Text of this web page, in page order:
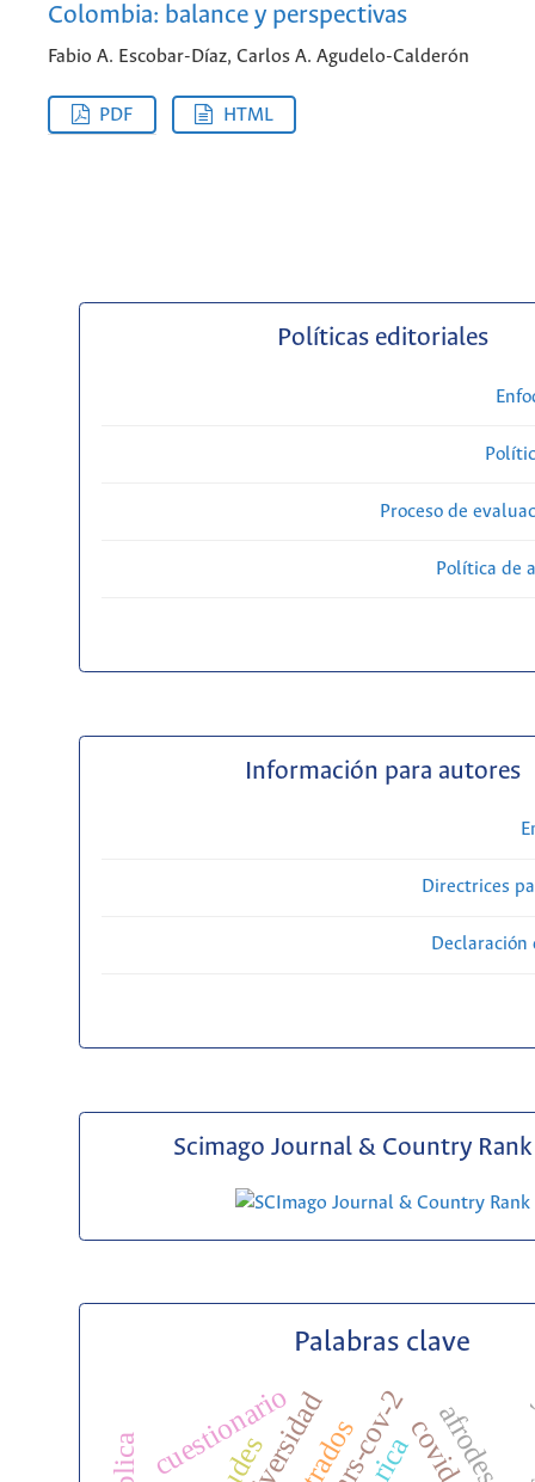
Colombia: balance y perspectivas
Fabio A. Escobar-Díaz, Carlos A. Agudelo-Calderón
PDF HTML
Políticas editoriales
Proceso de
Política de
Información para autores
Directrices
Declaración
Scimago Journal & Country Rank
Palabras clave
cuestionario sars-cov-2